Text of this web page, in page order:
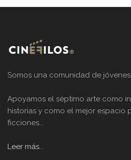
Somos una comunidad de
Apoyamos el séptimo arte como
historias y como el mejor espacio
ficciones...
Leer más...